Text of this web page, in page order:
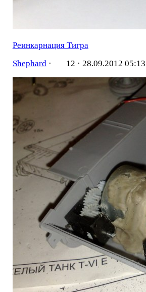
Реинкарнация Тигра
Shephard· 12 · 28.09.2012 05:13